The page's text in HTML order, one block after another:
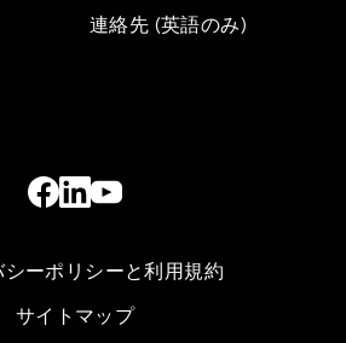
連絡先 (英語のみ)
シーポリシーと利用規約
サイトマップ